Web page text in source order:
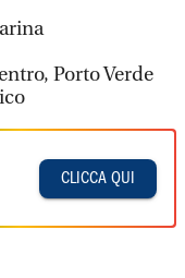
Porto Verde
CLICCA QUI